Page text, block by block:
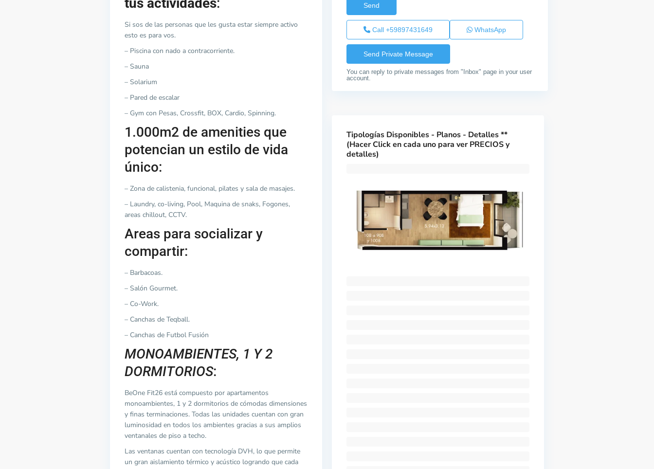
Si sos de las personas que les gusta estar siempre activo
esto es para vos.
– Piscina con nado a contracorriente.
– Sauna
– Solarium
– Pared de escalar
– Gym con Pesas, Crossfit, BOX, Cardio, Spinning.
1.000m2 de amenities que
potencian un estilo de vida
único:
– Zona de calistenia, funcional, pilates y sala de masajes.
– Laundry, co-living, Pool, Maquina de snaks, Fogones,
areas chillout, CCTV.
Areas para socializar y
compartir:
– Barbacoas.
– Salón Gourmet.
– Co-Work.
– Canchas de Teqball.
– Canchas de Futbol Fusión
MONOAMBIENTES, 1 Y 2
DORMITORIOS:
BeOne Fit26 está compuesto por apartamentos
monoambientes, 1 y 2 dormitorios de cómodas dimensiones
y finas terminaciones. Todas las unidades cuentan con gran
luminosidad en todos los ambientes gracias a sus amplios
ventanales de piso a techo.
Las ventanas cuentan con tecnología DVH, lo que permite
un gran aislamiento térmico y acústico logrando que cada
Call +59897431649 WhatsApp
You can reply to private messages from "Inbox" page in your user
account.
Tipologías Disponibles - Planos - Detalles **
(Hacer Click en cada uno para ver PRECIOS y
detalles)